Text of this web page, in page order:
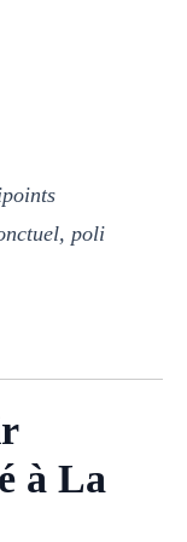
poli
à La